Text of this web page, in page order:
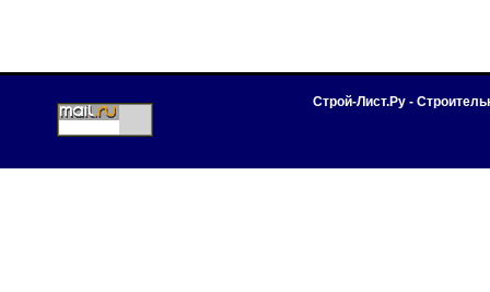
Строй-Лист.Ру -